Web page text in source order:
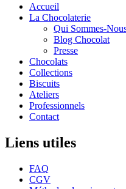
Accueil
La Chocolaterie
Qui Sommes-
Blog Chocolat
Presse
Chocolats
Collections
Biscuits
Ateliers
Professionnels
Contact
Liens utiles
FAQ
CGV